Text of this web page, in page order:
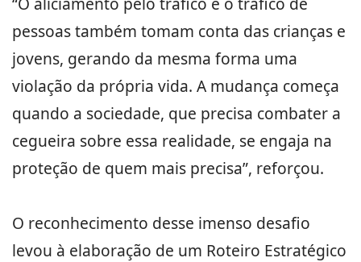
pessoas também tomam conta das crianças e
jovens, gerando da mesma forma uma
violação da própria vida. A mudança começa
quando a sociedade, que precisa combater a
cegueira sobre essa realidade, se engaja na
proteção de quem mais precisa”, reforçou.
O reconhecimento desse imenso desafio
levou à elaboração de um Roteiro Estratégico